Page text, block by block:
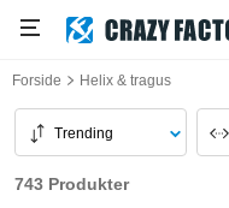
Forside Helix & tragus
Trending
743 Produkter